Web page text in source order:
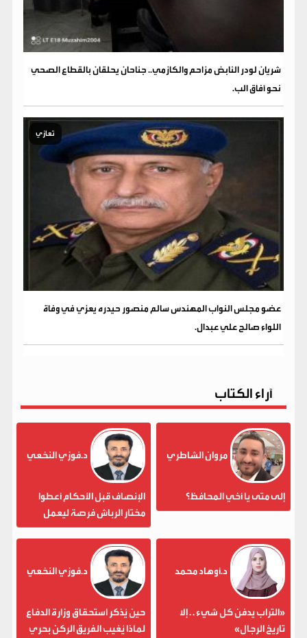
شريان لودر النابض مزاحم والكازمي.. جناحان يحلقان بالقطاع الصحي
نحو آفاق الب.
تعازي
عضو مجلس النواب المهندس سالم منصور حيدره يعزي في وفاة
اللواء صالح علي عبدال.
آراء الكتاب
مروان الشاطري
إلى متى يا أخي المحافظ؟
د.فوزي النخعي
الإنصاف قبل الأحكام أعطوا
مختار الرباش فرصة ليعمل
د.أوهاد محمد
«التراب يدفن كل شيء . . إلا
تاريخ الرجال»
د.فوزي النخعي
حين يُذكر استحقاق وزارة الدفاع
لماذا يُغيب الفريق الركن بحري